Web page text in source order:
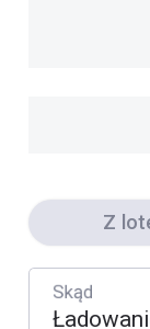
Z
Skąd